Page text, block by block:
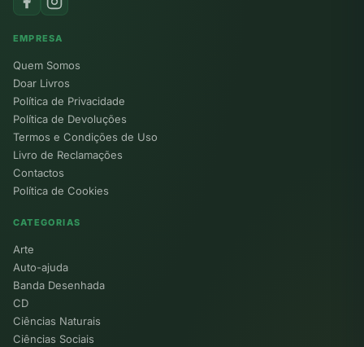
EMPRESA
Quem Somos
Doar Livros
Política de Privacidade
Política de Devoluções
Termos e Condições de Uso
Livro de Reclamações
Contactos
Política de Cookies
CATEGORIAS
Arte
Auto-ajuda
Banda Desenhada
CD
Ciências Naturais
Ciências Sociais